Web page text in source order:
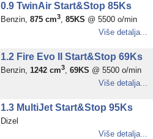
0.9 TwinAir Start&Stop 85Ks
Benzin, 875 cm3, 85KS @ 5500 o/min
Više detalja...
1.2 Fire Evo II Start&Stop 69Ks
Benzin, 1242 cm3, 69KS @ 5500 o/min
Više detalja...
1.3 MultiJet Start&Stop 95Ks
Dizel
Više detalja...